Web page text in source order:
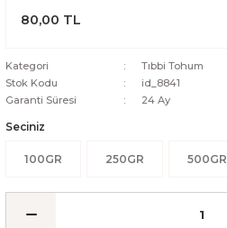
80,00 TL
Kategori
Tıbbi Tohum
Stok Kodu
id_8841
Garanti Süresi
24 Ay
Seciniz
100GR 250GR 500GR